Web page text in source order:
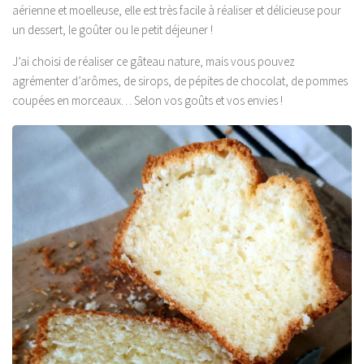
aérienne et moelleuse, elle est très facile à réaliser et délicieuse pour
un dessert, le goûter ou le petit déjeuner !
J’ai choisi de réaliser ce gâteau nature, mais vous pouvez
agrémenter d’arômes, de sirops, de pépites de chocolat, de pommes
coupées en morceaux… Selon vos goûts et vos envies !